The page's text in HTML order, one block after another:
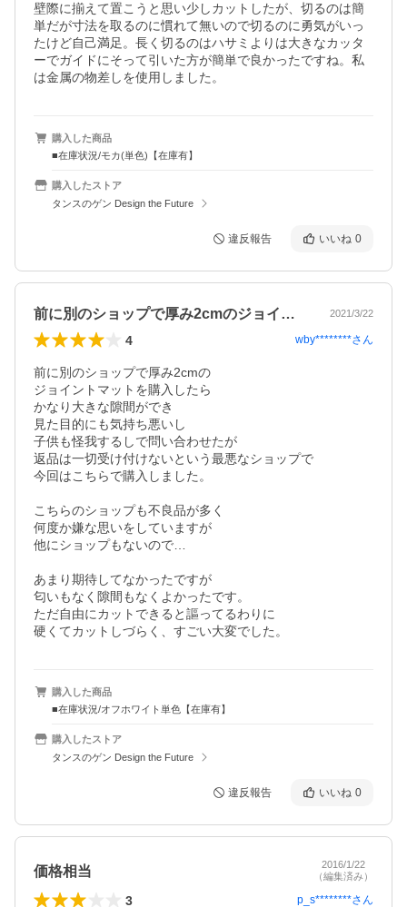
壁際に揃えて置こうと思い少しカットしたが、切るのは簡
単だが寸法を取るのに慣れて無いので切るのに勇気がいっ
たけど自己満足。長く切るのはハサミよりは大きなカッタ
ーでガイドにそって引いた方が簡単で良かったですね。私
は金属の物差しを使用しました。
購入した商品
■在庫状況/モカ(単色)【在庫有】
購入したストア
タンスのゲン Design the Future
違反報告 いいね 0
前に別のショップで厚み2cmのジョイン… 2021/3/22
4 wby********さん
前に別のショップで厚み2cmの
ジョイントマットを購入したら
かなり大きな隙間ができ
見た目的にも気持ち悪いし
子供も怪我するしで問い合わせたが
返品は一切受け付けないという最悪なショップで
今回はこちらで購入しました。
こちらのショップも不良品が多く
何度か嫌な思いをしていますが
他にショップもないので…
あまり期待してなかったですが
匂いもなく隙間もなくよかったです。
ただ自由にカットできると謳ってるわりに
硬くてカットしづらく、すごい大変でした。
購入した商品
■在庫状況/オフホワイト単色【在庫有】
購入したストア
タンスのゲン Design the Future
違反報告 いいね 0
価格相当
2016/1/22
（編集済み）
3 p_s********さん